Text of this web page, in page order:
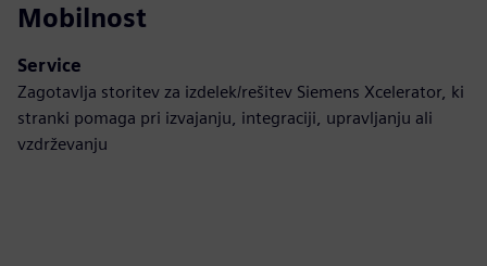
Mobilnost
Service
Zagotavlja storitev za izdelek/rešitev Siemens Xcelerator, ki
stranki pomaga pri izvajanju, integraciji, upravljanju ali
vzdrževanju